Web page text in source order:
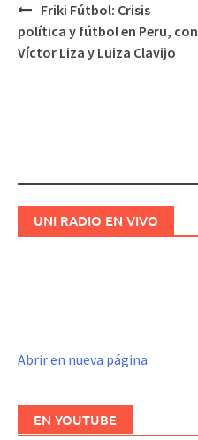
Navegación
de
Friki Fútbol: Crisis
política y fútbol en Peru, con
Víctor Liza y Luiza Clavijo
UNI RADIO EN VIVO
Abrir en nueva página
EN YOUTUBE